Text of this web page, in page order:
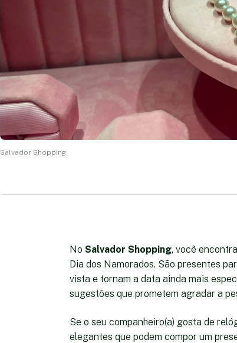
Salvador Shopping
No Salvador Shopping, você
Dia dos Namorados. São presentes
vista e tornam a data ainda mais
sugestões que prometem agradar a
Se o seu companheiro(a) gosta de
elegantes que podem compor um